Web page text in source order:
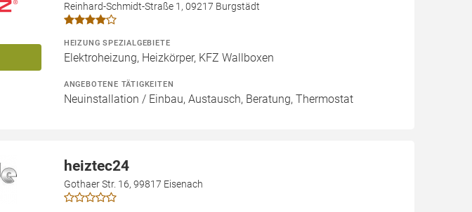
Reinhard-Schmidt-Straße 1, 09217 Burgstädt
HEIZUNG SPEZIALGEBIETE
Elektroheizung, Heizkörper, KFZ Wallboxen
ANGEBOTENE TÄTIGKEITEN
Neuinstallation / Einbau, Austausch, Beratung, Thermostat
heiztec24
Gothaer Str. 16, 99817 Eisenach